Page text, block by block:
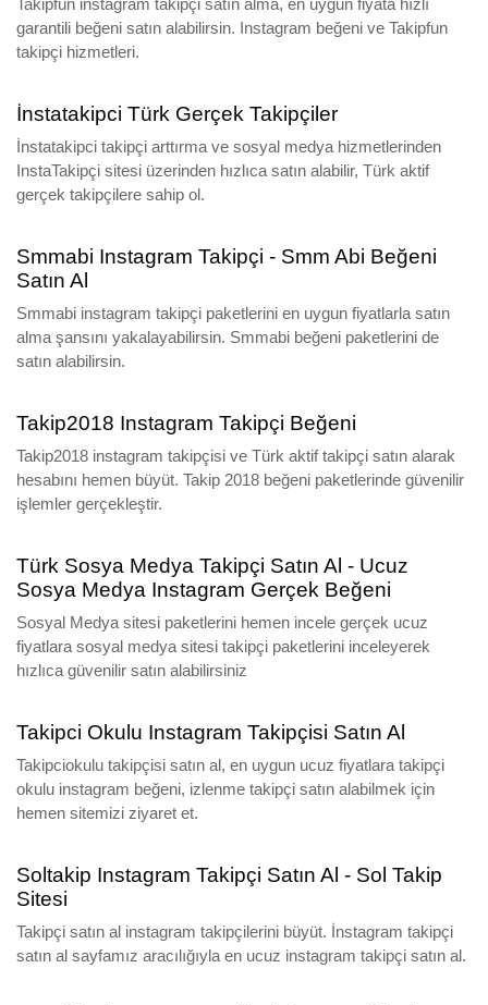
Takipfun instagram takipçi satın alma, en uygun fiyata hızlı
garantili beğeni satın alabilirsin. Instagram beğeni ve Takipfun
takipçi hizmetleri.
İnstatakipci Türk Gerçek Takipçiler
İnstatakipci takipçi arttırma ve sosyal medya hizmetlerinden
InstaTakipçi sitesi üzerinden hızlıca satın alabilir, Türk aktif
gerçek takipçilere sahip ol.
Smmabi Instagram Takipçi - Smm Abi Beğeni
Satın Al
Smmabi instagram takipçi paketlerini en uygun fiyatlarla satın
alma şansını yakalayabilirsin. Smmabi beğeni paketlerini de
satın alabilirsin.
Takip2018 Instagram Takipçi Beğeni
Takip2018 instagram takipçisi ve Türk aktif takipçi satın alarak
hesabını hemen büyüt. Takip 2018 beğeni paketlerinde güvenilir
işlemler gerçekleştir.
Türk Sosya Medya Takipçi Satın Al - Ucuz
Sosya Medya Instagram Gerçek Beğeni
Sosyal Medya sitesi paketlerini hemen incele gerçek ucuz
fiyatlara sosyal medya sitesi takipçi paketlerini inceleyerek
hızlıca güvenilir satın alabilirsiniz
Takipci Okulu Instagram Takipçisi Satın Al
Takipciokulu takipçisi satın al, en uygun ucuz fiyatlara takipçi
okulu instagram beğeni, izlenme takipçi satın alabilmek için
hemen sitemizi ziyaret et.
Soltakip Instagram Takipçi Satın Al - Sol Takip
Sitesi
Takipçi satın al instagram takipçilerini büyüt. İnstagram takipçi
satın al sayfamız aracılığıyla en ucuz instagram takipçi satın al.